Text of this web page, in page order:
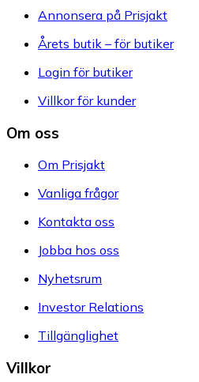
Annonsera på Prisjakt
Årets butik – för butiker
Login för butiker
Villkor för kunder
Om oss
Om Prisjakt
Vanliga frågor
Kontakta oss
Jobba hos oss
Nyhetsrum
Investor Relations
Tillgänglighet
Villkor